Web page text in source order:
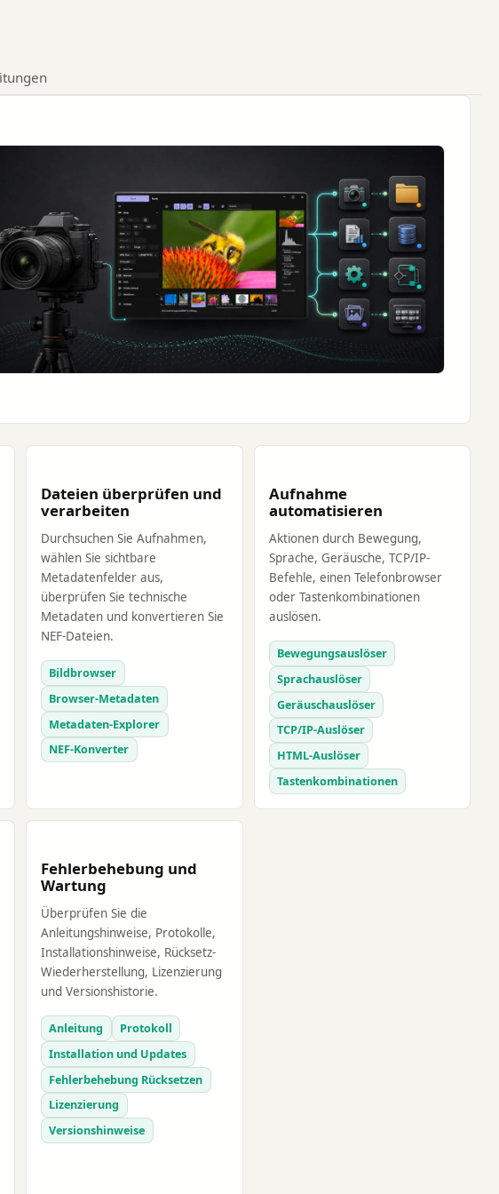
Dateien überprüfen und
verarbeiten
Durchsuchen Sie Aufnahmen,
wählen Sie sichtbare
Metadatenfelder aus,
überprüfen Sie technische
Metadaten und konvertieren Sie
NEF-Dateien.
Bildbrowser
Browser-Metadaten
Metadaten-Explorer
NEF-Konverter
Aufnahme
automatisieren
Aktionen durch Bewegung,
Sprache, Geräusche, TCP/IP-
Befehle, einen Telefonbrowser
oder Tastenkombinationen
auslösen.
Bewegungsauslöser
Sprachauslöser
Geräuschauslöser
TCP/IP-Auslöser
HTML-Auslöser
Tastenkombinationen
Fehlerbehebung und
Wartung
Überprüfen Sie die
Anleitungshinweise, Protokolle,
Installationshinweise, Rücksetz-
Wiederherstellung, Lizenzierung
und Versionshistorie.
Anleitung
Protokoll
Installation und Updates
Fehlerbehebung Rücksetzen
Lizenzierung
Versionshinweise